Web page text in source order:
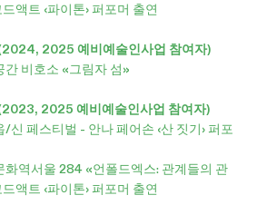
액트 ‹파이톤› 퍼포머 출연
2025 예비예술인사업 참여자)
비호소 «그림자 섬»
2025 예비예술인사업 참여자)
신 페스티벌 - 안나 페어손 ‹산 짓기› 퍼포
화역서울 284 «언폴드엑스: 관계들의 관
액트 ‹파이톤› 퍼포머 출연